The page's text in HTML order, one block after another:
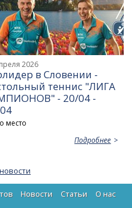
2026
в Словении -
теннис "ЛИГА
- 20/04 -
место
Подробнее
Новости Статьи
О нас